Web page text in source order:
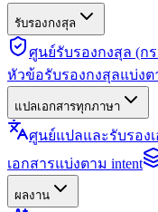
รับรองกงสุล
ศูนย์รับรองกงสุล (ก
หัวข้อรับรองกงสุลแบ่งต
แปลเอกสารทุกภาษา
ศูนย์แปลและรับรอง
เอกสารแบ่งตาม intent
ผลงาน